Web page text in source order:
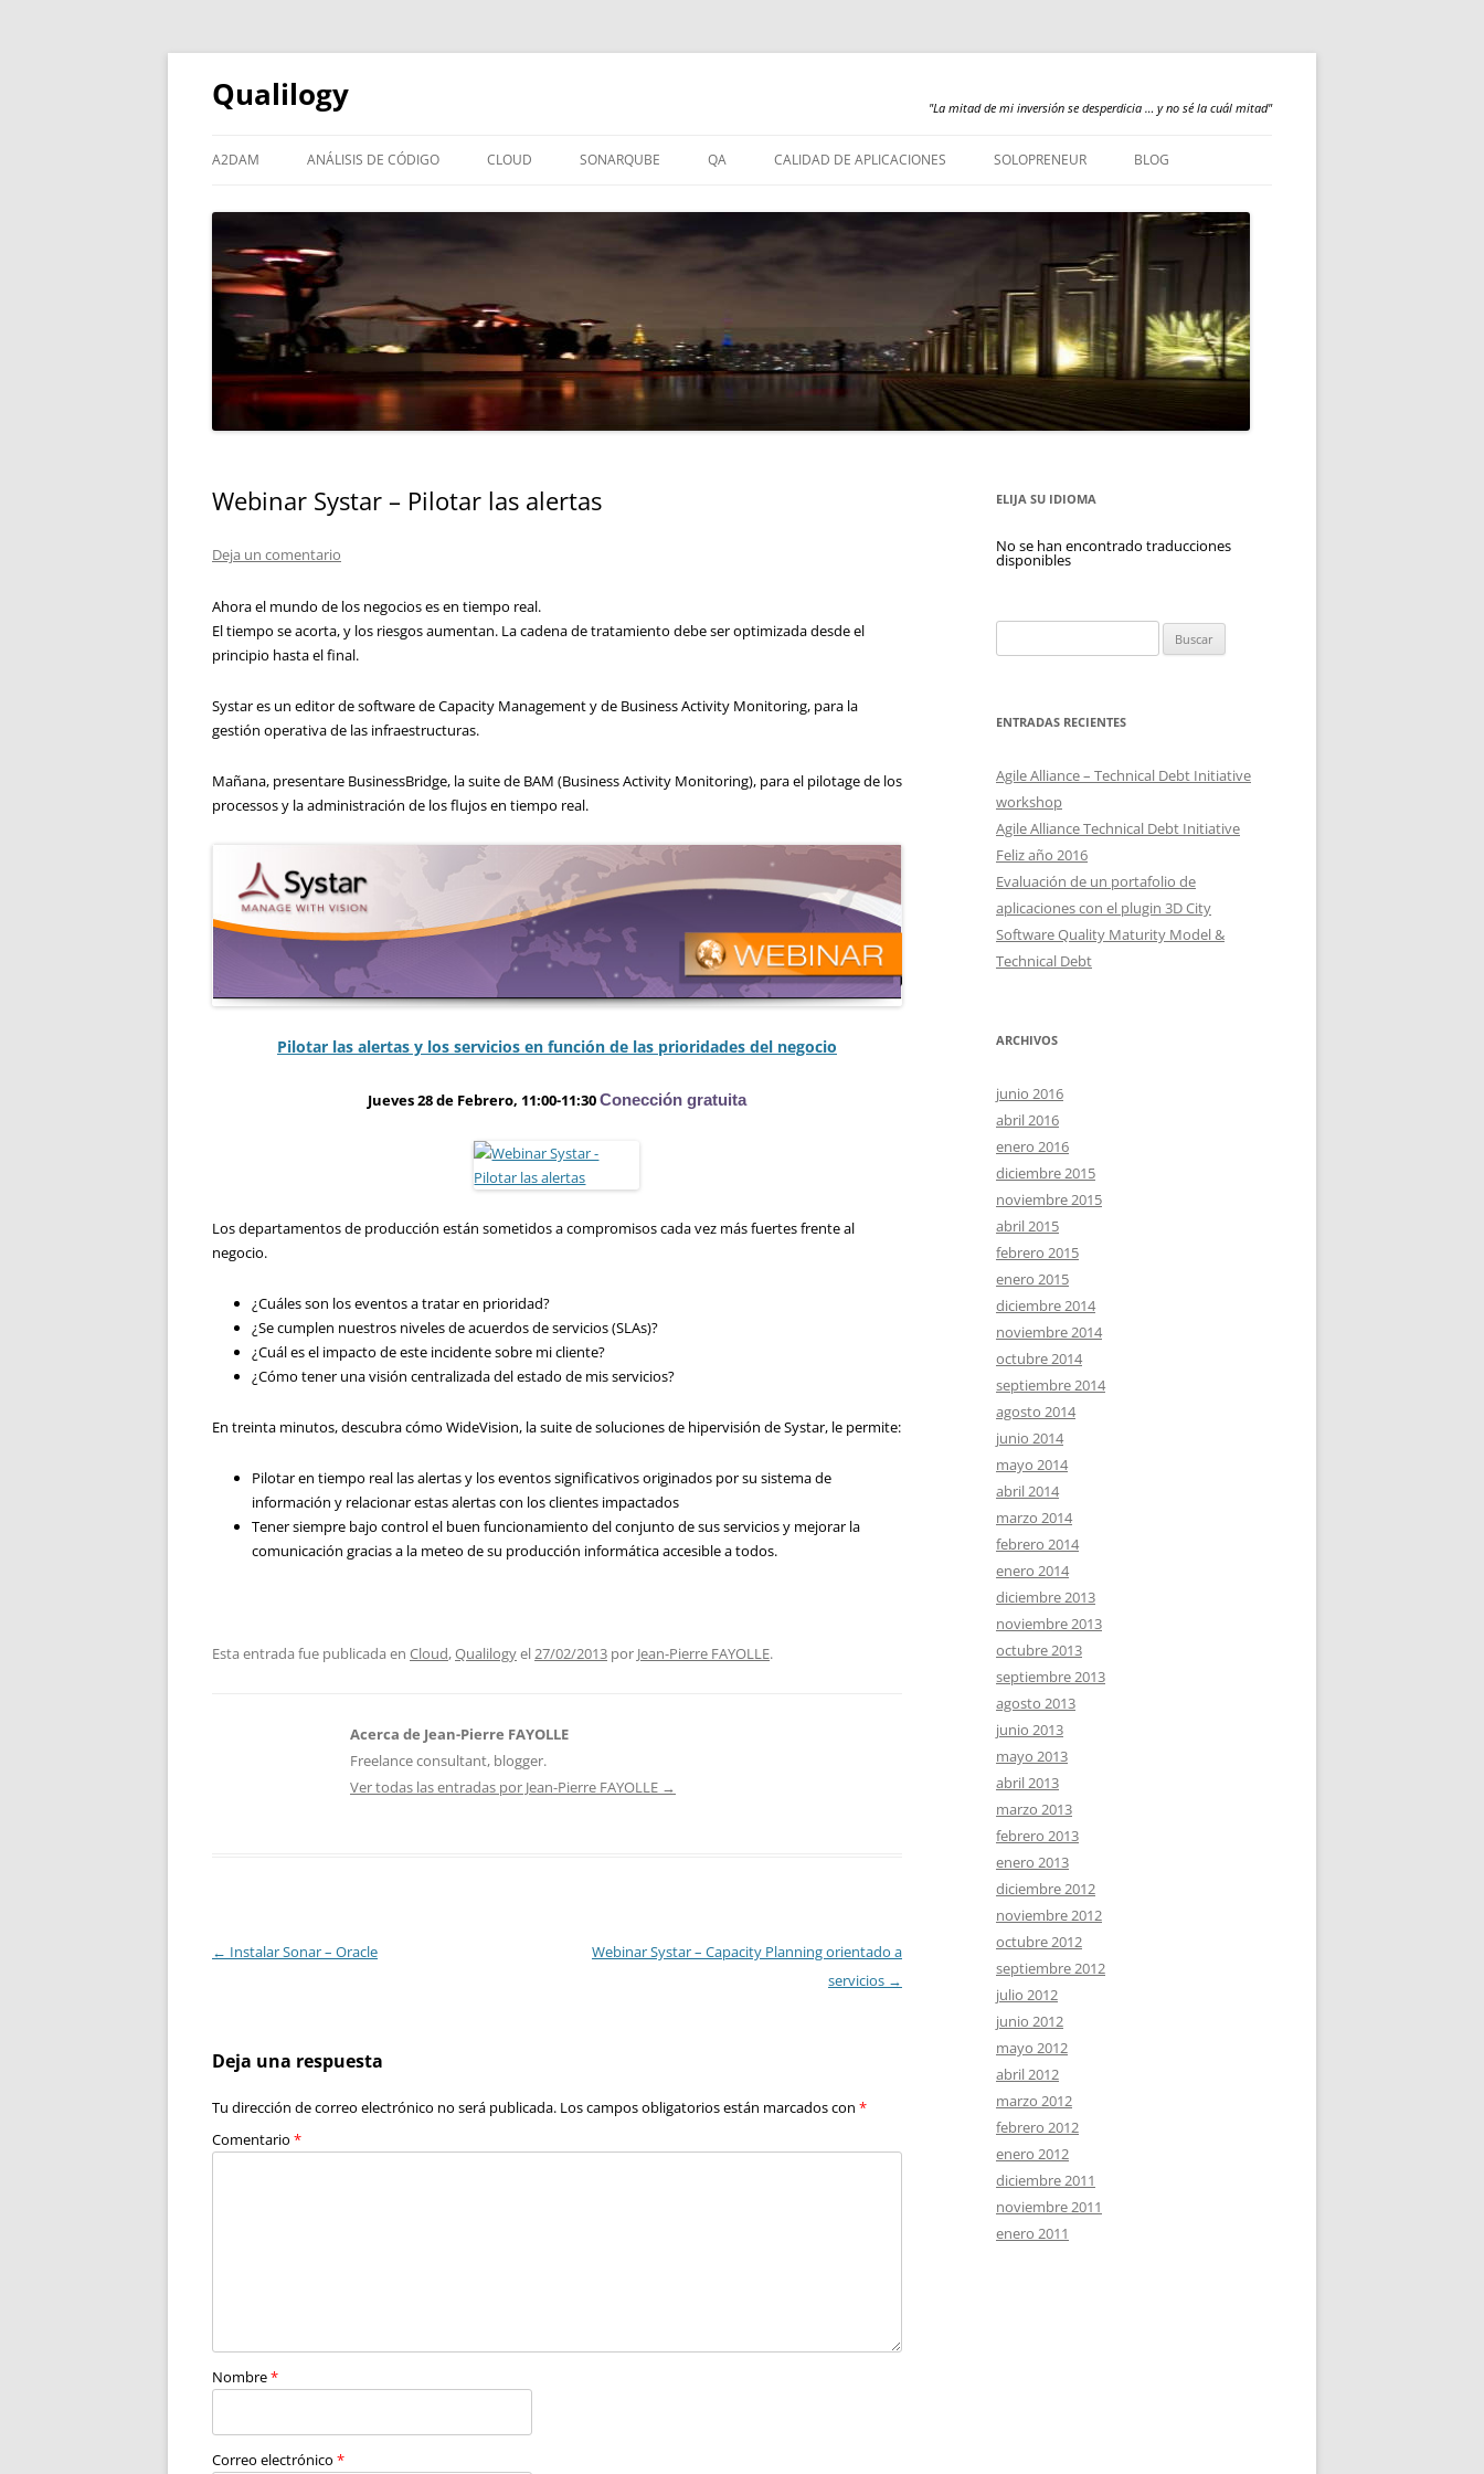
Qualilogy "La mitad de mi inversión se desperdicia … y no sé la cuál mitad"
contenido
A2DAM ANÁLISIS DE CÓDIGO CLOUD SONARQUBE
SONARQUBE – COBOL
SONARQUBE – PL/SQL
QA CALIDAD DE APLICACIONES SOLOPRENEUR BLOG
Webinar Systar – Pilotar las alertas
Deja un comentario
Ahora el mundo de los negocios es en tiempo real.
El tiempo se acorta, y los riesgos aumentan. La cadena de tratamiento debe ser optimizada desde el
principio hasta el final.
Systar es un editor de software de Capacity Management y de Business Activity Monitoring, para la
gestión operativa de las infraestructuras.
Mañana, presentare BusinessBridge, la suite de BAM (Business Activity Monitoring), para el pilotage de los
processos y la administración de los flujos en tiempo real.
Pilotar las alertas y los servicios en función de las prioridades del negocio
Jueves 28 de Febrero, 11:00-11:30Conección gratuita
Los departamentos de producción están sometidos a compromisos cada vez más fuertes frente al
negocio.
¿Cuáles son los eventos a tratar en prioridad?
¿Se cumplen nuestros niveles de acuerdos de servicios (SLAs)?
¿Cuál es el impacto de este incidente sobre mi cliente?
¿Cómo tener una visión centralizada del estado de mis servicios?
En treinta minutos, descubra cómo WideVision, la suite de soluciones de hipervisión de Systar, le permite:
Pilotar en tiempo real las alertas y los eventos significativos originados por su sistema de
información y relacionar estas alertas con los clientes impactados
Tener siempre bajo control el buen funcionamiento del conjunto de sus servicios y mejorar la
comunicación gracias a la meteo de su producción informática accesible a todos.
Esta entrada fue publicada en Cloud,Qualilogyel27/02/2013 por Jean-Pierre FAYOLLE.
Acerca de Jean-Pierre FAYOLLE
Freelance consultant, blogger.
Ver todas las entradas por Jean-Pierre FAYOLLE →
Navegación
← Instalar Sonar – Oracle
Webinar Systar – Capacity Planning orientado a
servicios →
Deja una respuesta
Tu dirección de correo electrónico no será publicada. Los campos obligatorios están marcados con *
Comentario *
Nombre*
Correo electrónico *
ELIJA SU IDIOMA
No se han encontrado traducciones
disponibles
ENTRADAS RECIENTES
Agile Alliance – Technical Debt Initiative
workshop
Agile Alliance Technical Debt Initiative
Feliz año 2016
Evaluación de un portafolio de
aplicaciones con el plugin 3D City
Software Quality Maturity Model &
Technical Debt
ARCHIVOS
junio 2016
abril 2016
enero 2016
diciembre 2015
noviembre 2015
abril 2015
febrero 2015
enero 2015
diciembre 2014
noviembre 2014
octubre 2014
septiembre 2014
agosto 2014
junio 2014
mayo 2014
abril 2014
marzo 2014
febrero 2014
enero 2014
diciembre 2013
noviembre 2013
octubre 2013
septiembre 2013
agosto 2013
junio 2013
mayo 2013
abril 2013
marzo 2013
febrero 2013
enero 2013
diciembre 2012
noviembre 2012
octubre 2012
septiembre 2012
julio 2012
junio 2012
mayo 2012
abril 2012
marzo 2012
febrero 2012
enero 2012
diciembre 2011
noviembre 2011
enero 2011